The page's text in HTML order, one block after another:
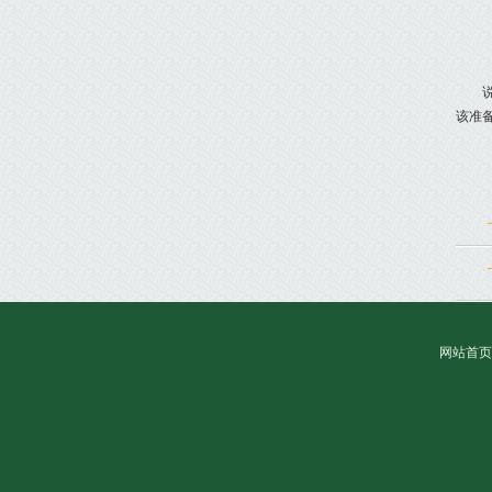
该准
网站首页